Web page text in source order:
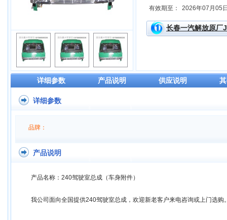
有效期至：
2026年07月05
长春一汽解放原厂
详细参数 产品说明 供应说明
详细参数
品牌：
产品说明
产品名称：240驾驶室总成（车身附件）
我公司面向全国提供240驾驶室总成，欢迎新老客户来电咨询或上门选购